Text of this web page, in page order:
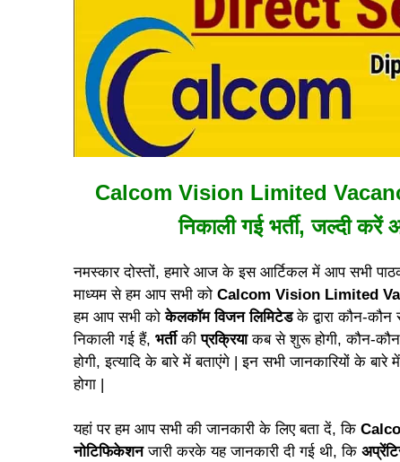
Calcom Vision Limited
निकाली गई भर्ती, जल्दी
नमस्कार दोस्तों, हमारे आज के इस आर्टिकल में आप सभी
माध्यम से हम आप सभी को Calcom Vision Limited
हम आप सभी को केलकॉम विजन लिमिटेडके द्वारा कौन-
निकाली गई हैं, भर्तीकीप्रक्रियाकब से शुरू होगी, कौन-
होगी, इत्यादि के बारे में बताएंगे | इन सभी जानकारियों के
होगा |
यहां पर हम आप सभी की जानकारी के लिए बता दें, कि
नोटिफिकेशनजारी करके यह जानकारी दी गई थी, कि